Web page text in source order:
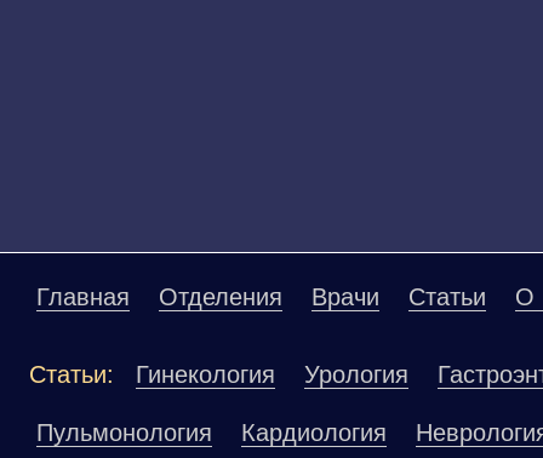
Главная Отделения Врачи Статьи О
Статьи: Гинекология Урология
Пульмонология Кардиология